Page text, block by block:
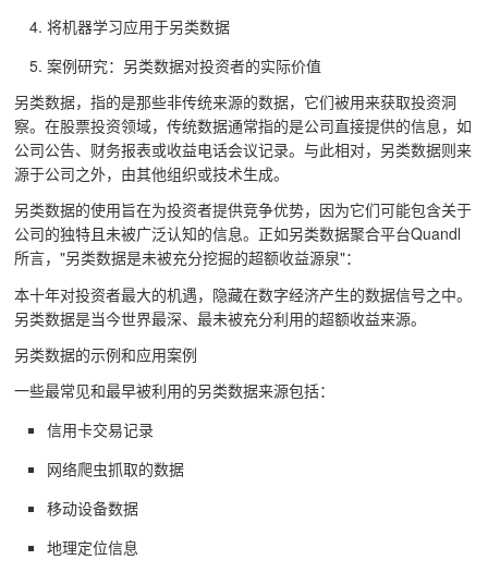
将机器学习应用于另类数据
案例研究：另类数据对投资者的实际价值
另类数据，指的是那些非传统来源的数据，它们被用来获取投资洞
察。在股票投资领域，传统数据通常指的是公司直接提供的信息，如
公司公告、财务报表或收益电话会议记录。与此相对，另类数据则来
源于公司之外，由其他组织或技术生成。
另类数据的使用旨在为投资者提供竞争优势，因为它们可能包含关于
公司的独特且未被广泛认知的信息。正如另类数据聚合平台Quandl
所言，"另类数据是未被充分挖掘的超额收益源泉"：
本十年对投资者最大的机遇，隐藏在数字经济产生的数据信号之中。
另类数据是当今世界最深、最未被充分利用的超额收益来源。
另类数据的示例和应用案例
一些最常见和最早被利用的另类数据来源包括：
信用卡交易记录
网络爬虫抓取的数据
移动设备数据
地理定位信息